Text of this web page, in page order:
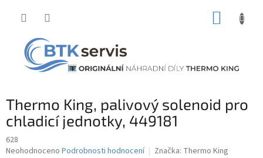
Thermo King, palivový solenoid pro
chladicí jednotky, 449181
628
Průměrné
Neohodnoceno Podrobnosti hodnocení Značka: Thermo King